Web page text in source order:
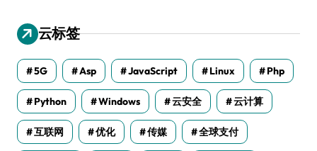
云标签
5G Asp JavaScript Linux Php
Python Windows 云安全 云计算
互联网 优化 传媒 全球支付